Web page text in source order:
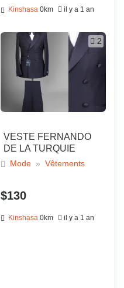
Kinshasa 0km il y a 1 an
2
VESTE FERNANDO
DE LA TURQUIE
Mode » Vêtements
$130
Kinshasa 0km il y a 1 an